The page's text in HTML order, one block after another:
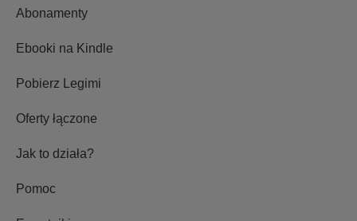
Abonamenty
Ebooki na Kindle
Pobierz Legimi
Oferty łączone
Jak to działa?
Pomoc